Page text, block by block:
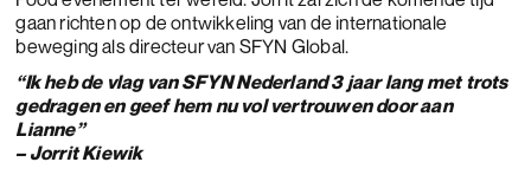
gaan richten op de ontwikkeling van de internationale
beweging als directeur van SFYN Global.
“Ik heb de vlag van SFYN Nederland 3 jaar lang met trots
gedragen en geef hem nu vol vertrouwen door aan
Lianne”
– Jorrit Kiewik